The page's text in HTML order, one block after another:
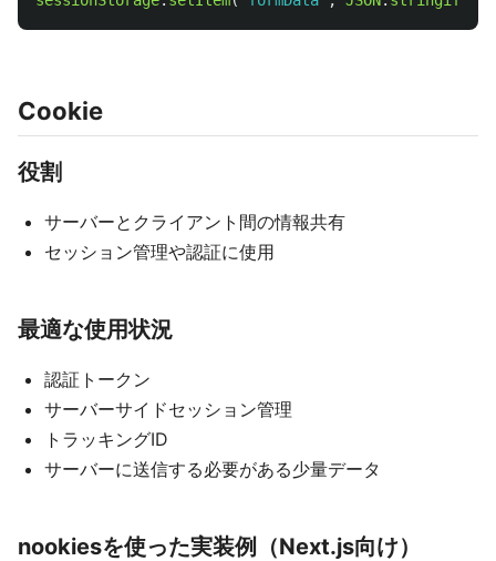
Cookie
役割
サーバーとクライアント間の情報共有
セッション管理や認証に使用
最適な使用状況
認証トークン
サーバーサイドセッション管理
トラッキングID
サーバーに送信する必要がある少量データ
nookiesを使った実装例（Next.js向け）